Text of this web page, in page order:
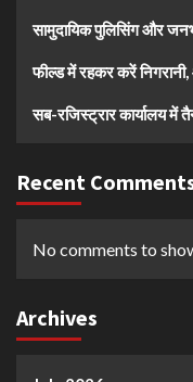
सामुदायिक पुलिसिंग और
फील्ड में रहकर करें निगरानी,
सब-रजिस्ट्रार कार्यालय में
Recent
No comments to
Archives